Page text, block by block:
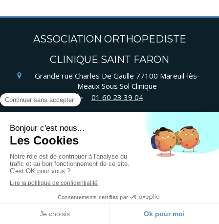
ASSOCIATION ORTHOPEDISTE
CLINIQUE SAINT FARON
Grande rue Charles De Gaulle 77100 Mareuil-lès-
Meaux Sous Sol Clinique
01 60 23 39 04
©2021 ASSOCIATION ORTHOPEDISTE CLINIQUE SAINT
FARON
Création et référencement du site par Simplébo